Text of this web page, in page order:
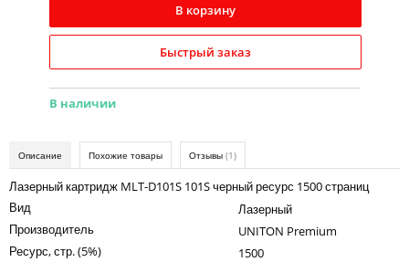
IBM
Konica Minolta
Lexmark
OKI
Ricoh
В корзину
Быстрый заказ
В наличии
Описание Похожие товары Отзывы (1)
Лазерный картридж MLT-D101S 101S черный ресурс 1500 страниц
Вид
Лазерный
Производитель
UNITON Premium
Ресурс, стр. (5%)
1500